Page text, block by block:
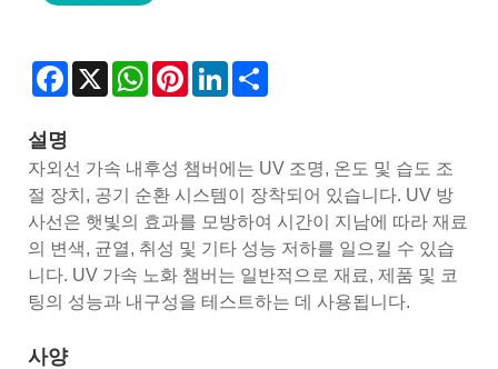
Facebook
X WhatsAppPinterestLinkedIn
설명
자외선 가속 내후성 챔버에는 UV 조명, 온도 및 습도 조
절 장치, 공기 순환 시스템이 장착되어 있습니다. UV 방
사선은 햇빛의 효과를 모방하여 시간이 지남에 따라 재료
의 변색, 균열, 취성 및 기타 성능 저하를 일으킬 수 있습
니다. UV 가속 노화 챔버는 일반적으로 재료, 제품 및 코
팅의 성능과 내구성을 테스트하는 데 사용됩니다.
사양